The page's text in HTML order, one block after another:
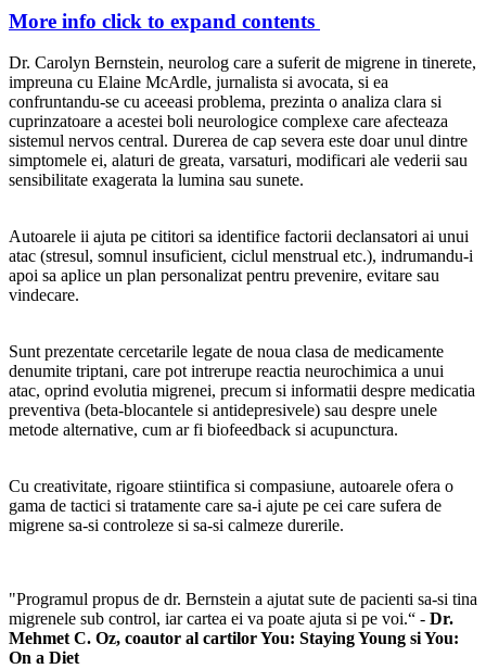
More info click to expand contents
Dr. Carolyn Bernstein, neurolog care a suferit de migrene in tinerete,
impreuna cu Elaine McArdle, jurnalista si avocata, si ea
confruntandu-se cu aceeasi problema, prezinta o analiza clara si
cuprinzatoare a acestei boli neurologice complexe care afecteaza
sistemul nervos central. Durerea de cap severa este doar unul dintre
simptomele ei, alaturi de greata, varsaturi, modificari ale vederii sau
sensibilitate exagerata la lumina sau sunete.
Autoarele ii ajuta pe cititori sa identifice factorii declansatori ai unui
atac (stresul, somnul insuficient, ciclul menstrual etc.), indrumandu-i
apoi sa aplice un plan personalizat pentru prevenire, evitare sau
vindecare.
Sunt prezentate cercetarile legate de noua clasa de medicamente
denumite triptani, care pot intrerupe reactia neurochimica a unui
atac, oprind evolutia migrenei, precum si informatii despre medicatia
preventiva (beta-blocantele si antidepresivele) sau despre unele
metode alternative, cum ar fi biofeedback si acupunctura.
Cu creativitate, rigoare stiintifica si compasiune, autoarele ofera o
gama de tactici si tratamente care sa-i ajute pe cei care sufera de
migrene sa-si controleze si sa-si calmeze durerile.
"Programul propus de dr. Bernstein a ajutat sute de pacienti sa-si tina
migrenele sub control, iar cartea ei va poate ajuta si pe voi.“ - Dr.
Mehmet C. Oz, coautor al cartilor You: Staying Young si You:
On a Diet